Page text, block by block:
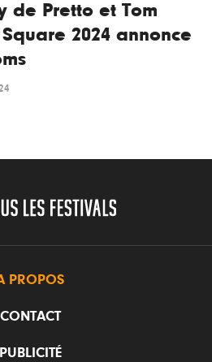
de Pretto et Tom
2024 annonce
PROPOS
CONTACT
PUBLICITÉ